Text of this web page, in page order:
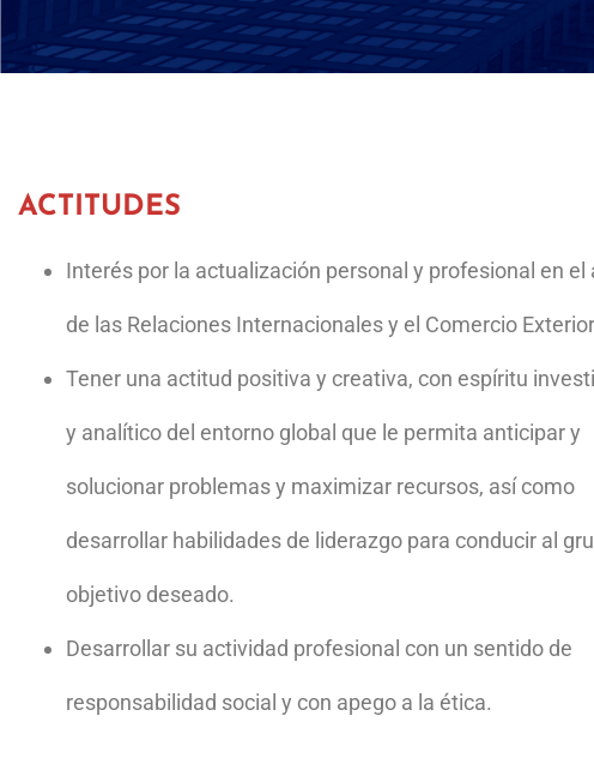
HABILIDADES
Capacidad de análisis e investigación en el
Habilidad en la negociación.
Curiosidad por entender el papel de México
Interés por los problemas políticos,
Inclinación a desarrollar una capacidad de
ACTITUDES
Interés por la actualización personal y profesional en el
de las Relaciones Internacionales y el Comercio
Tener una actitud positiva y creativa, con espíritu
y analítico del entorno global que le permita anticipar y
solucionar problemas y maximizar recursos, así como
desarrollar habilidades de liderazgo para conducir al
objetivo deseado.
Desarrollar su actividad profesional con un sentido de
responsabilidad social y con apego a la ética.